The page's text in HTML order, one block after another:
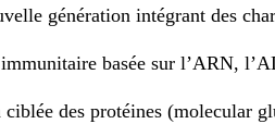
génération intégrant des
basée sur l’ARN,
ciblée des protéines (molecular